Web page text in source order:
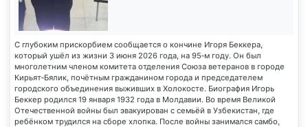
С глубоким прискорбием сообщается о кончине Игоря Беккера,
который ушёл из жизни 3 июня 2026 года, на 95‑м году. Он был
многолетним членом комитета отделения Союза ветеранов в городе
Кирьят‑Бялик, почётным гражданином города и председателем
городского объединения выживших в Холокосте. Биография Игорь
Беккер родился 19 января 1932 года в Молдавии. Во время Великой
Отечественной войны был эвакуирован с семьёй в Узбекистан, где
ребёнком трудился на сборе хлопка. После войны занимался самбо,